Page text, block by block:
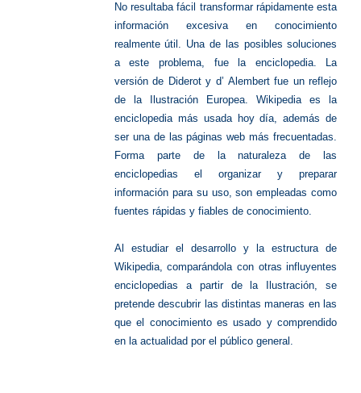
No resultaba fácil transformar rápidamente esta
información excesiva en conocimiento
realmente útil. Una de las posibles soluciones
a este problema, fue la enciclopedia. La
versión de Diderot y d’ Alembert fue un reflejo
de la Ilustración Europea. Wikipedia es la
enciclopedia más usada hoy día, además de
ser una de las páginas web más frecuentadas.
Forma parte de la naturaleza de las
enciclopedias el organizar y preparar
información para su uso, son empleadas como
fuentes rápidas y fiables de conocimiento.
Al estudiar el desarrollo y la estructura de
Wikipedia, comparándola con otras influyentes
enciclopedias a partir de la Ilustración, se
pretende descubrir las distintas maneras en las
que el conocimiento es usado y comprendido
en la actualidad por el público general.